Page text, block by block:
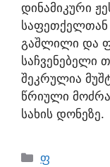
დინამიკური
საფეთქელთან
გაშლილი და
საჩვენებელი
შეკრულია
წრიული
სახის დონეზე.
ფ